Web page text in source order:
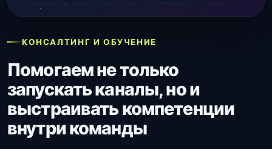
КОНСАЛТИНГ И ОБУЧЕНИЕ
Помогаем не только
запускать каналы, но и
выстраивать компетенции
внутри команды